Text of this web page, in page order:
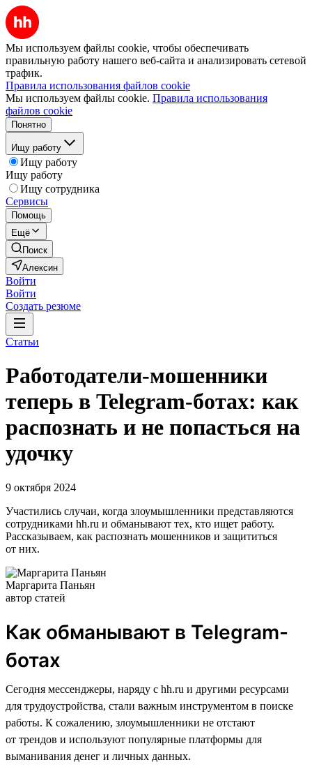
Мы используем файлы cookie, чтобы обеспечивать
правильную работу нашего веб-сайта и анализировать сетевой
трафик.
Правила использования файлов cookie
Мы используем файлы cookie. Правила использования
файлов cookie
Понятно
Ищу работу
Ищу работу
Ищу работу
Ищу сотрудника
Сервисы
Помощь
Ещё
Поиск
Алексин
Войти
Войти
Создать резюме
Статьи
Работодатели-мошенники
теперь в Telegram-ботах: как
распознать и не попасться на
удочку
9 октября 2024
Участились случаи, когда злоумышленники представляются
сотрудниками hh.ru и обманывают тех, кто ищет работу.
Рассказываем, как распознать мошенников и защититься
от них.
Маргарита Паньян
автор статей
Как обманывают в Telegram-
ботах
Сегодня мессенджеры, наряду с hh.ru и другими ресурсами
для трудоустройства, стали важным инструментом в поиске
работы. К сожалению, злоумышленники не отстают
от трендов и используют популярные платформы для
выманивания денег и личных данных.